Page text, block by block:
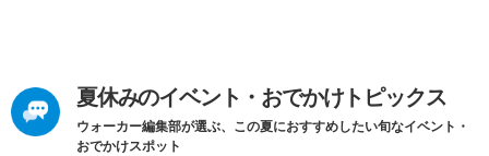
夏休みのイベント・おでかけトピックス
ウォーカー編集部が選ぶ、この夏におすすめしたい旬なイベント・
おでかけスポット